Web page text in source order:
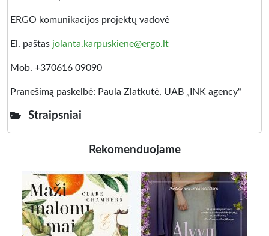
ERGO komunikacijos projektų vadovė
El. paštas jolanta.karpuskiene@ergo.lt
Mob. +370616 09090
Pranešimą paskelbė: Paula Zlatkutė, UAB „INK agency“
Straipsniai
Rekomenduojame